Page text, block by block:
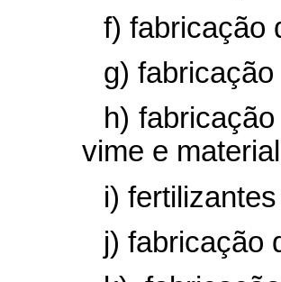
f) fabricação
g)
h)
vime e
i)
j) fabricação